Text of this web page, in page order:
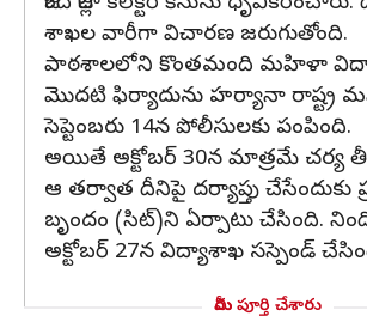
శాఖల వారీగా విచారణ జరుగుతోంది.
పాఠశాలలోని కొంతమంది మహిళా
మొదటి ఫిర్యాదును హర్యానా రాష్ట్ర
సెప్టెంబరు 14న పోలీసులకు పంపింది.
అయితే అక్టోబర్ 30న మాత్రమే చర్య
ఆ తర్వాత దీనిపై దర్యాప్తు చేసేందుకు
బృందం (సిట్‌)ని ఏర్పాటు చేసింది.
అక్టోబర్ 27న విద్యాశాఖ సస్పెండ్
మీరు పూర్తి చేశారు